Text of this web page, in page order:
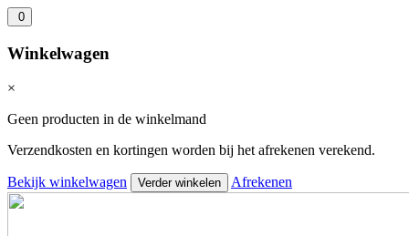
0
Winkelwagen
×
Geen producten in de winkelmand
Verzendkosten en kortingen worden bij het afrekenen verekend.
Bekijk winkelwagen Verder winkelen Afrekenen